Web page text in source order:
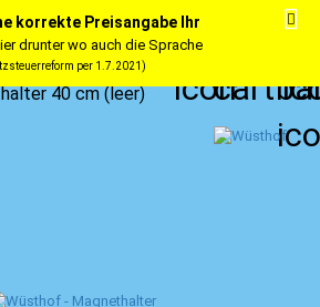
korrekte Preisangabe Ihr
drunter wo auch die Sprache
per 1.7.2021)
40 cm (leer)